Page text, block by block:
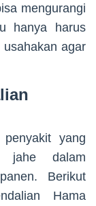
mengurangi
hanya harus
usahakan agar
yang
jahe dalam
Berikut
Hama